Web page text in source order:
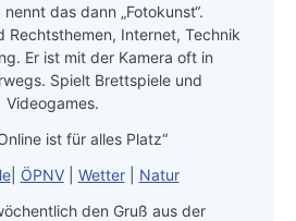
das dann „Fotokunst“.
Rechtsthemen, Internet, Technik
Er ist mit der Kamera oft in
Spielt Brettspiele und
Videogames.
ist für alles Platz“
| ÖPNV| Wetter| Natur
den Gruß aus der